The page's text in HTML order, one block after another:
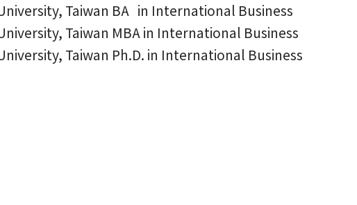
Taiwan BA in International Business
Taiwan MBA in International Business
Taiwan Ph.D. in International Business